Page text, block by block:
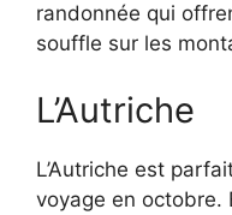
randonnée qui
souffle sur les
L’Autriche
L’Autriche est
voyage en octobre.